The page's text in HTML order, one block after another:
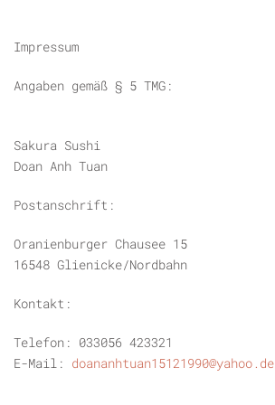
Impressum
Angaben gemäß § 5 TMG:
Sakura Sushi
Doan Anh Tuan
Postanschrift:
Oranienburger Chausee 15
16548 Glienicke/Nordbahn
Kontakt:
Telefon: 033056 423321
E-Mail: doananhtuan15121990@yahoo.de